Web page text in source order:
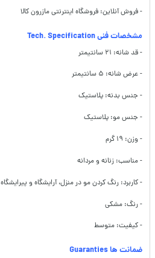
- فروش آنلاین: فروشگاه اینترنتی مازرون کالا
مشخصات فنی Tech. Specification
- قد شانه: ۲۱ سانتیمتر
- عرض شانه: ۵ سانتیمتر
- جنس بدنه: پلاستیک
- جنس مو: پلاستیک
- وزن: ۱۹ گرم
- مناسب: زنانه و مردانه
- کاربرد: رنگ کردن مو در منزل، آرایشگاه و پیرایشگاه
- رنگ: مشکی
- کیفیت: متوسط
ضمانت ها Guaranties